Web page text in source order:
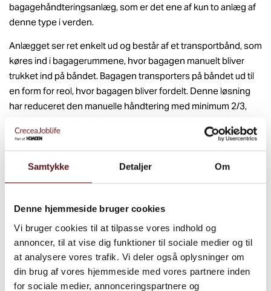
Samtykke Detaljer Om
Denne hjemmeside bruger cookies
Vi bruger cookies til at tilpasse vores indhold og
annoncer, til at vise dig funktioner til sociale medier og til
at analysere vores trafik. Vi deler også oplysninger om
din brug af vores hjemmeside med vores partnere inden
for sociale medier, annonceringspartnere og
bagagehåndteringsanlæg, som er det ene af kun to anlæg af
denne type i verden.
Anlægget ser ret enkelt ud og består af et transportbånd, som
køres ind i bagagerummene, hvor bagagen manuelt bliver
trukket ind på båndet. Bagagen transporters på båndet ud til
en form for reol, hvor bagagen bliver fordelt. Denne løsning
har reduceret den manuelle håndtering med minimum 2/3,
udenforstående, har det har været et langt træk at
implementere brugen af systemet – men nu bliver der passet
på både medarbejdere og bagage (som ikke længere ”kastes
rundt”).